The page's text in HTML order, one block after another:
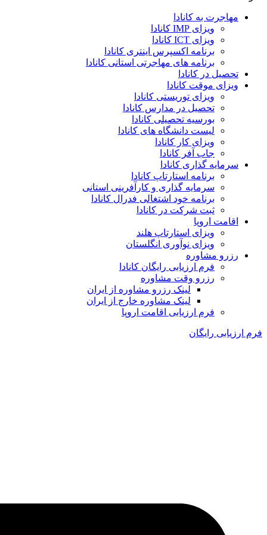
مهاجرت به کانادا
ویزای IMP کانادا
ویزای ICT کانادا
برنامه اکسپرس اینتری کانادا
برنامه های مهاجرتی استانی کانادا
تحصیل در کانادا
ویزای موقت کانادا
ویزای توریستی کانادا
تحصیل در مدارس کانادا
بورسیه تحصیلی کانادا
لیست دانشگاه های کانادا
ویزای کار کانادا
جاب آفر کانادا
سرمایه گذاری کانادا
برنامه استارتاپ کانادا
سرمایه گذاری و کارآفرینی استانی
برنامه خود اشتغالی فدرال کانادا
ثبت شرکت در کانادا
اقامت اروپا
ویزای استارتاپ هلند
ویزای نوآوری انگلستان
رزرو مشاوره
فرم ارزیابی رایگان کانادا
رزرو وقت مشاوره
لینک رزرو مشاوره از ایران
لینک مشاوره خارج از ایران
فرم ارزیابی اقامت اروپا
فرم ارزیابی رایگان